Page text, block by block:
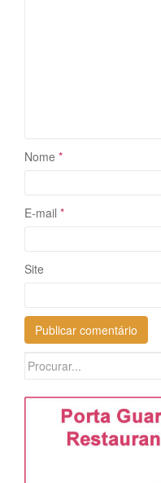
Nome *
E-mail *
Site
Search